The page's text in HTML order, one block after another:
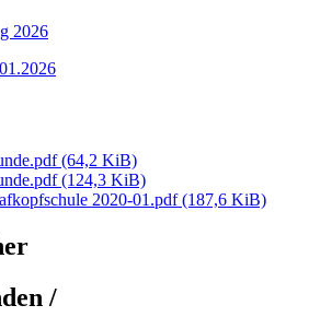
(64,2 KiB)
(124,3 KiB)
2020-01.pdf(187,6 KiB)
/